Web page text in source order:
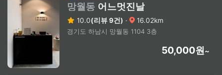
망월동 어느멋진날
10.0(리뷰 9건) · 16.02km
경기도 하남시 망월동 1104 3층
50,000원~